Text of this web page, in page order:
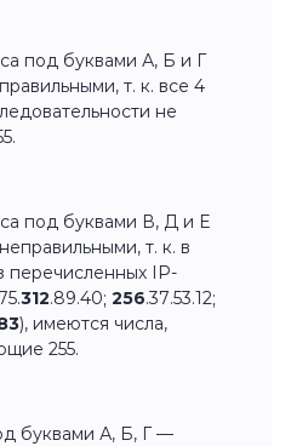
под буквами А, Б и Г
т. к. все 4
не
под буквами В, Д и Е
т. к. в
перечисленных IP-
312.89.40; 256.37.53.12;
), имеются числа,
255.
буквами А, Б, Г —